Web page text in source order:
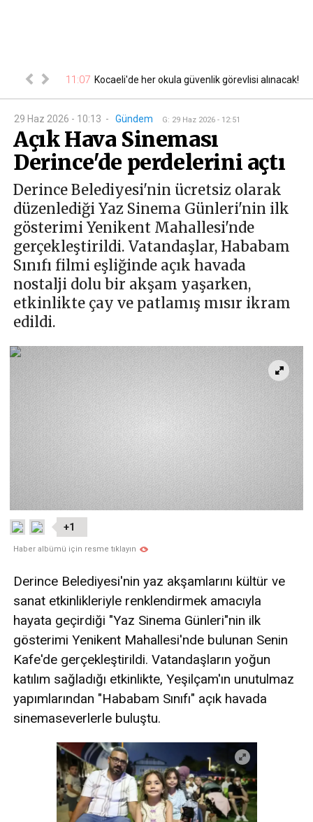
tabela 11:07 Kocaeli'de her okula güvenlik görevlisi alınacak!
29 Haz 2026 - 10:13 - Gündem G: 29 Haz 2026 - 12:51
Açık Hava Sineması
Derince'de perdelerini açtı
Derince Belediyesi'nin ücretsiz olarak
düzenlediği Yaz Sinema Günleri'nin ilk
gösterimi Yenikent Mahallesi'nde
gerçekleştirildi. Vatandaşlar, Hababam
Sınıfı filmi eşliğinde açık havada
nostalji dolu bir akşam yaşarken,
etkinlikte çay ve patlamış mısır ikram
edildi.
+1
Haber albümü için resme tıklayın
Derince Belediyesi'nin yaz akşamlarını kültür ve
sanat etkinlikleriyle renklendirmek amacıyla
hayata geçirdiği "Yaz Sinema Günleri"nin ilk
gösterimi Yenikent Mahallesi'nde bulunan Senin
Kafe'de gerçekleştirildi. Vatandaşların yoğun
katılım sağladığı etkinlikte, Yeşilçam'ın unutulmaz
yapımlarından "Hababam Sınıfı" açık havada
sinemaseverlerle buluştu.